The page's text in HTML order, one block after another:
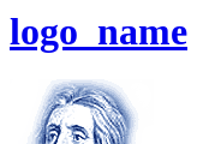
logo_name